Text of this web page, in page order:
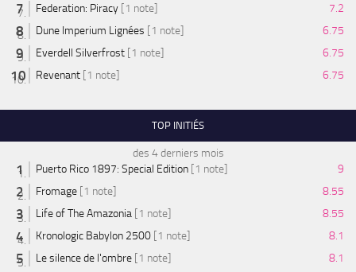
Federation: Piracy [1 note]
7.2
Dune Imperium Lignées [1 note]
6.75
Everdell Silverfrost [1 note]
6.75
Revenant [1 note] 6.75
TOP INITIÉS
des 4 derniers mois
Puerto Rico 1897: Special Edition [1 note]
9
Fromage [1 note]
8.55
Life of The Amazonia [1 note]
8.55
Kronologic Babylon 2500 [1 note]
8.1
Le silence de l'ombre [1 note]
8.1